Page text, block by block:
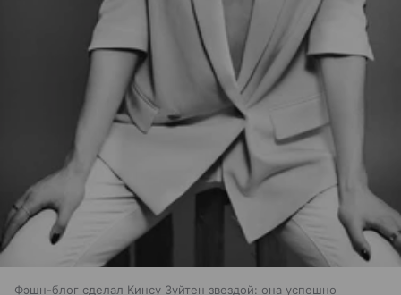
Фэшн-блог сделал Кинсу Зуйтен звездой: она успешно